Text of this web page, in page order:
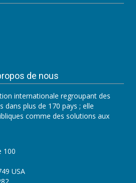
de nous
internationale regroupant des
plus de 170 pays ; elle
comme des solutions aux
100
USA